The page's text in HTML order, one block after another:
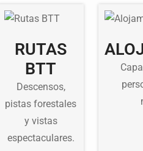
RUTAS
BTT
Descensos,
pistas forestales
y vistas
espectaculares.